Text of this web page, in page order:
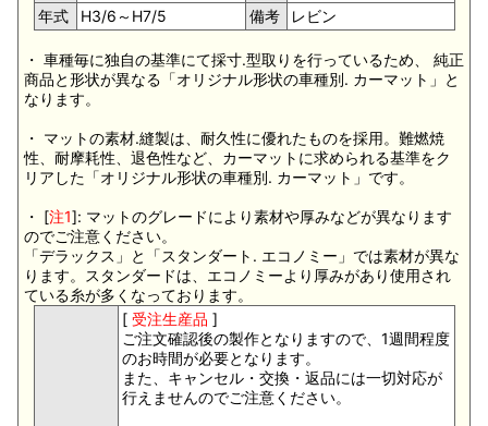
年式 H3/6～H7/5 備考 レビン
・ 車種毎に独自の基準にて採寸.型取りを行っているため、 純正
商品と形状が異なる「オリジナル形状の車種別. カーマット」と
なります。
・ マットの素材.縫製は、耐久性に優れたものを採用。難燃焼
性、耐摩耗性、退色性など、カーマットに求められる基準をク
リアした「オリジナル形状の車種別. カーマット」です。
・ [注1]: マットのグレードにより素材や厚みなどが異なります
のでご注意ください。
「デラックス」と「スタンダート. エコノミー」では素材が異な
ります。スタンダードは、エコノミーより厚みがあり使用され
ている糸が多くなっております。
[ 受注生産品 ]
ご注文確認後の製作となりますので、1週間程度
のお時間が必要となります。
また、キャンセル・交換・返品には一切対応が
行えませんのでご注意ください。